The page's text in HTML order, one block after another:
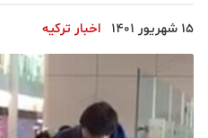
دانستنی
دکوراسیون
قبرس
15 شهریور 1401 اخبار ترکیه